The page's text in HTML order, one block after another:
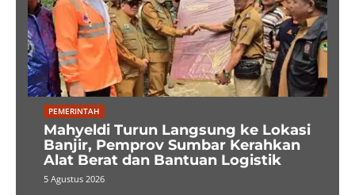
PEMERINTAH
Mahyeldi Turun Langsung ke Lokasi
Banjir, Pemprov Sumbar Kerahkan
Alat Berat dan Bantuan Logistik
5 Agustus 2026